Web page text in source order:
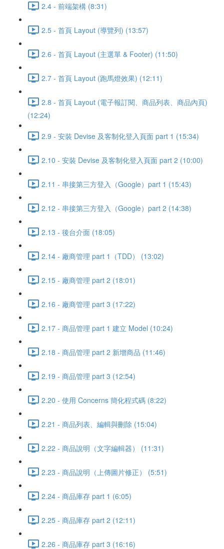
2.4 - 前端架構 (8:31)
2.5 - 首頁 Layout (導覽列) (13:57)
2.6 - 首頁 Layout (主選單 & Footer) (11:50)
2.7 - 首頁 Layout (跑馬燈效果) (12:11)
2.8 - 首頁 Layout (電子報訂閱、商品列表、商品內頁)
(12:24)
2.9 - 安裝 Devise 及客制化登入頁面 part 1 (15:34)
2.10 - 安裝 Devise 及客制化登入頁面 part 2 (10:00)
2.11 - 串接第三方登入（Google）part 1 (15:43)
2.12 - 串接第三方登入（Google）part 2 (14:38)
2.13 - 後台介面 (18:05)
2.14 - 廠商管理 part 1（TDD） (13:02)
2.15 - 廠商管理 part 2 (18:01)
2.16 - 廠商管理 part 3 (17:22)
2.17 - 商品管理 part 1 建立 Model (10:24)
2.18 - 商品管理 part 2 新增商品 (11:46)
2.19 - 商品管理 part 3 (12:54)
2.20 - 使用 Concerns 簡化程式碼 (8:22)
2.21 - 商品列表、編輯與刪除 (15:04)
2.22 - 商品說明（文字編輯器） (11:31)
2.23 - 商品說明（上傳圖片修正） (5:51)
2.24 - 商品庫存 part 1 (6:05)
2.25 - 商品庫存 part 2 (12:11)
2.26 - 商品庫存 part 3 (16:16)